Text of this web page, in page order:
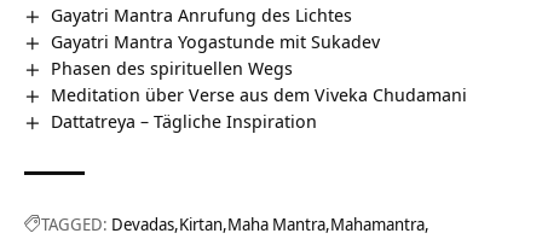
Gayatri Mantra Anrufung des Lichtes
Gayatri Mantra Yogastunde mit Sukadev
Phasen des spirituellen Wegs
Meditation über Verse aus dem Viveka Chudamani
Dattatreya – Tägliche Inspiration
TAGGED: Devadas Kirtan Maha Mantra Mahamantra